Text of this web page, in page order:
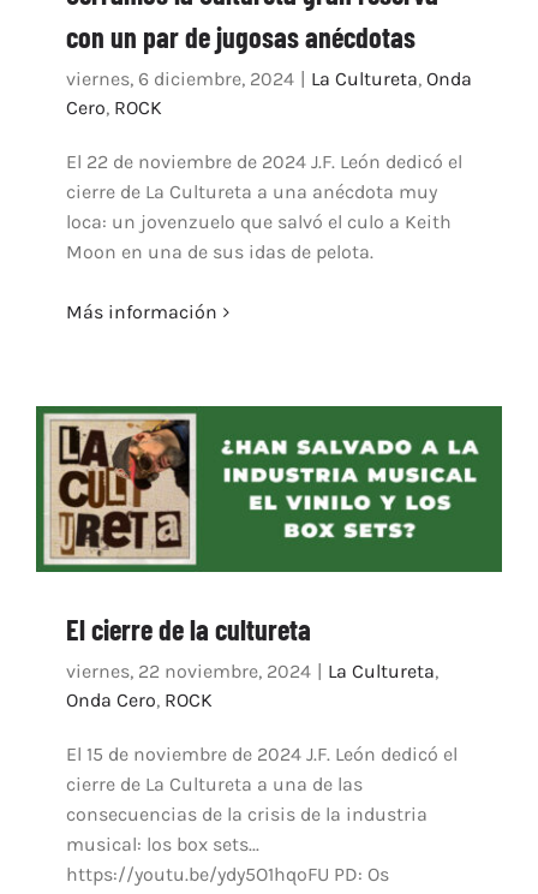
ARTÍCULOS
QUÉ HACEMOS
MECENAZGO
CONTRATACIÓN
CONTACTO
con un par de jugosas anécdotas
viernes, 6 diciembre, 2024 La Cultureta, Onda
Cero, ROCK
El 22 de noviembre de 2024 J.F. León dedicó el
cierre de La Cultureta a una anécdota muy
loca: un jovenzuelo que salvó el culo a Keith
Moon en una de sus idas de pelota.
Más información
El cierre de la cultureta
viernes, 22 noviembre, 2024 La Cultureta,
Onda Cero, ROCK
El 15 de noviembre de 2024 J.F. León dedicó el
cierre de La Cultureta a una de las
consecuencias de la crisis de la industria
musical: los box sets...
https://youtu.be/ydy5O1hqoFU PD: Os